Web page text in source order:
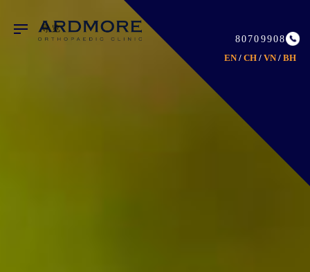
80709908
EN/ CH / VN/ BH